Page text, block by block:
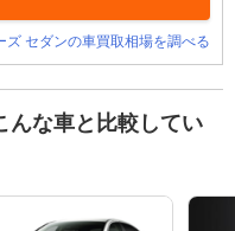
ズ セダンの車買取相場を調べる
んな車と比較してい